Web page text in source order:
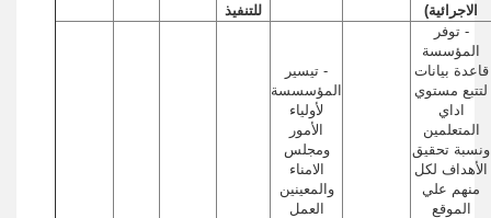
الاجرائية)
للتنفيذ
- توفر
المؤسسة
قاعدة بيانات
لتتبع مستوي
اداي
المتعلمين
ونسبة تحقيق
الأهداف لكل
منهم علي
الموقع
- تيسير
المؤسسسة
لأولياء
الأمور
ومجلس
الامناء
والمعينين
العمل